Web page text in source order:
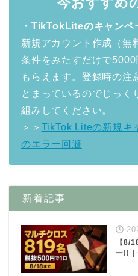
・TikTokLiteのキャンペ
新規アカウント作成（無
条件をみたすだけで
もらえます。登録時の注
とまっているのでじっく
組みしてください。
＞＞ TikTok Liteの新規キ
のエラー回避
新着記事
【8/
ー!!